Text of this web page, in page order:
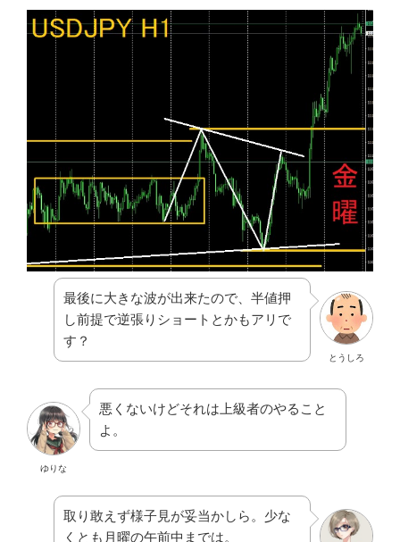
とうしろ
最後に大きな波が出来たので、半値押
し前提で逆張りショートとかもアリで
す？
ゆりな
悪くないけどそれは上級者のやること
よ。
取り敢えず様子見が妥当かしら。少な
くとも月曜の午前中までは。